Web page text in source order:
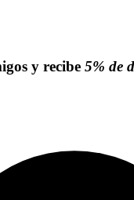
y recibe 5% de